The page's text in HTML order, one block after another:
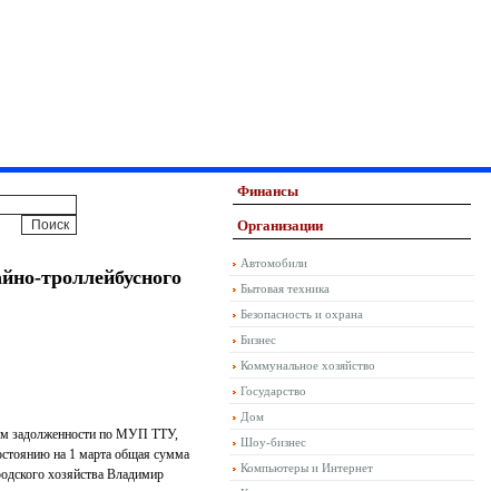
троллейбусного
задолженности по МУП ТТУ,
на 1 марта общая сумма
хозяйства Владимир
Финансы
Организации
Автомобили
Бытовая техника
Безопасность и охрана
Бизнес
Коммунальное хозяйство
Государство
Дом
Шоу-бизнес
Компьютеры и Интернет